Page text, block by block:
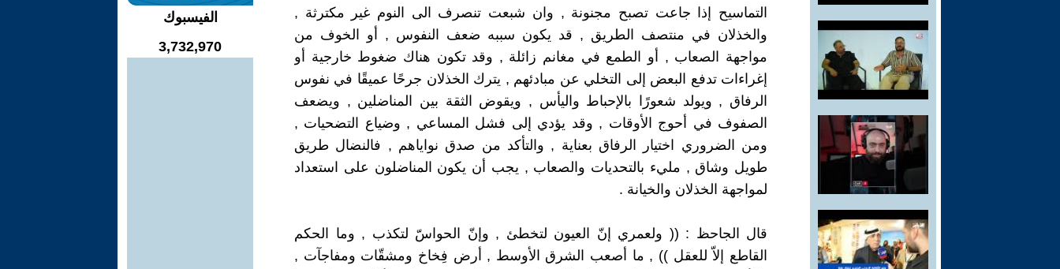
التماسيح إذا جاعت تصبح مجنونة , وان شبعت تنصرف الى النوم غير مكترثة ,
والخذلان في منتصف الطريق , قد يكون سببه ضعف النفوس , أو الخوف من
مواجهة الصعاب , أو الطمع في مغانم زائلة , وقد تكون هناك ضغوط خارجية أو
إغراءات تدفع البعض إلى التخلي عن مبادئهم , يترك الخذلان جرحًا عميقًا في نفوس
الرفاق , ويولد شعورًا بالإحباط واليأس , ويقوض الثقة بين المناضلين , ويضعف
الصفوف في أحوج الأوقات , وقد يؤدي إلى فشل المساعي , وضياع التضحيات ,
ومن الضروري اختيار الرفاق بعناية , والتأكد من صدق نواياهم , فالنضال طريق
طويل وشاق , مليء بالتحديات والصعاب , يجب أن يكون المناضلون على استعداد
لمواجهة الخذلان والخيانة .
قال الجاحظ : (( ولعمري إنّ العيون لتخطئ , وإنّ الحواسّ لتكذب , وما الحكم
القاطع إلاّ للعقل )) , ما أصعب الشرق الأوسط , أرض فِخاخ ومشقّات ومفاجآت ,
الفيسبوك
3,732,970